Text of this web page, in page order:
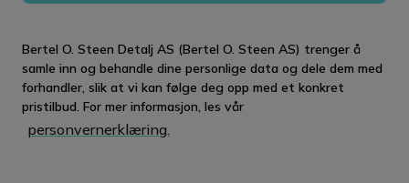
Bertel O. Steen Detalj AS (Bertel O. Steen AS) trenger å
samle inn og behandle dine personlige data og dele dem med
forhandler, slik at vi kan følge deg opp med et konkret
pristilbud. For mer informasjon, les vår
personvernerklæring.